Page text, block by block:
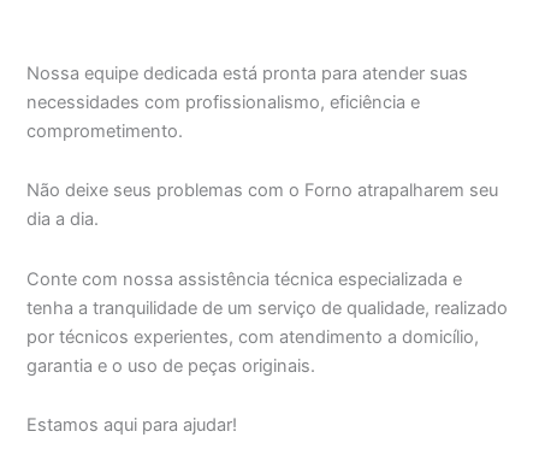
Nossa equipe dedicada está pronta para atender suas
necessidades com profissionalismo, eficiência e
comprometimento.
Não deixe seus problemas com o Forno atrapalharem seu
dia a dia.
Conte com nossa assistência técnica especializada e
tenha a tranquilidade de um serviço de qualidade, realizado
por técnicos experientes, com atendimento a domicílio,
garantia e o uso de peças originais.
Estamos aqui para ajudar!